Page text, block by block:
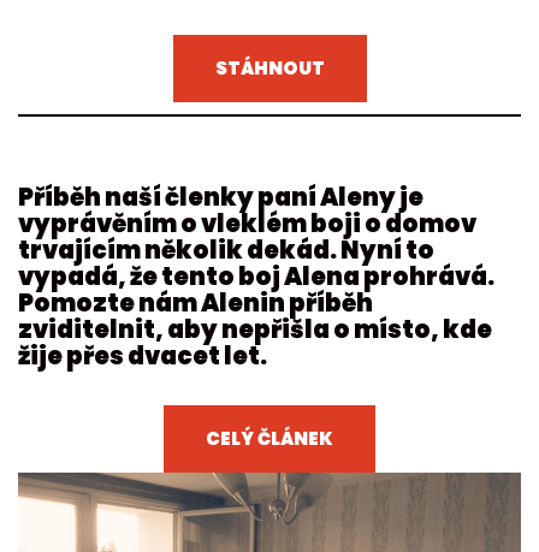
STÁHNOUT
Příběh naší členky paní Aleny je
vyprávěním o vleklém boji o domov
trvajícím několik dekád. Nyní to
vypadá, že tento boj Alena prohrává.
Pomozte nám Alenin příběh
zviditelnit, aby nepřišla o místo, kde
žije přes dvacet let.
CELÝ ČLÁNEK